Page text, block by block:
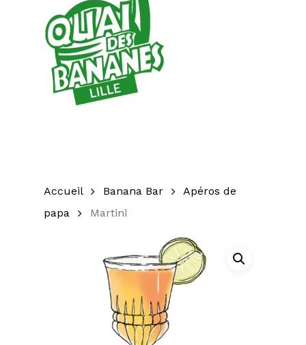
Accueil Banana Bar
Apéros de
papa
Martini